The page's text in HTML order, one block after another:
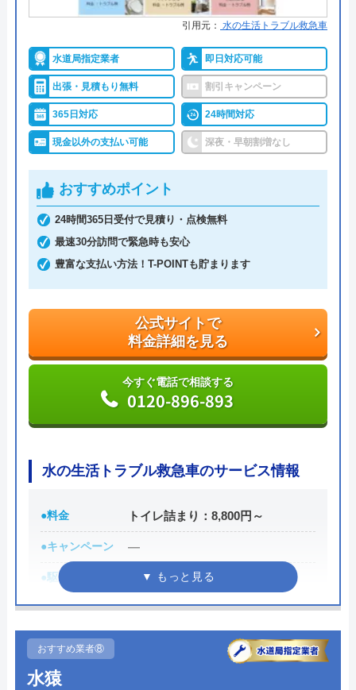
所在地
〒530-0043
大阪府大阪市北区天満4-5-3
対応エリア 全国
で日曜・祝日が定休日となっています。リフォーム
することができるため、面倒なことを丸投げしたい
のであればおすすめです。
公式サイトで
料金詳細を見る
今すぐ電話で相談する
0120-8210-42
引用元： 水の生活トラブル救急車
水道局指定業者 即日対応可能
出張・見積もり無料 割引キャンペーン
365日対応 24時間対応
現金以外の支払い可能 深夜・早朝割増なし
おすすめポイント
24時間365日受付で見積り・点検無料
最速30分訪問で緊急時も安心
豊富な支払い方法！T-POINTも貯まります
公式サイトで
料金詳細を見る
今すぐ電話で相談する
0120-896-893
水の生活トラブル救急車のサービス情報
●料金 トイレ詰まり：8,800円～
●キャンペーン ―
●駆けつけ時間 最短30分
●受付時間 24時間
●定休日
●出張見積もり
おすすめ業者⑧
水猿